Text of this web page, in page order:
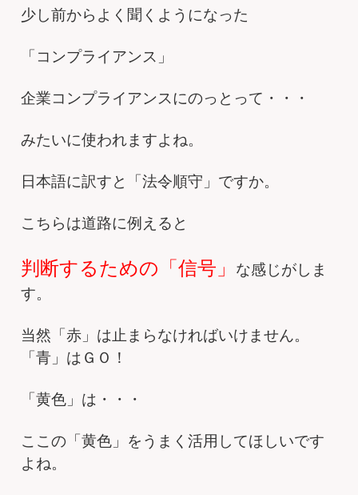
少し前からよく聞くようになった
「コンプライアンス」
企業コンプライアンスにのっとって・・・
みたいに使われますよね。
日本語に訳すと「法令順守」ですか。
こちらは道路に例えると
判断するための「信号」
な感じがしま
す。
当然「赤」は止まらなければいけません。
「青」はＧＯ！
「黄色」は・・・
ここの「黄色」をうまく活用してほしいです
よね。